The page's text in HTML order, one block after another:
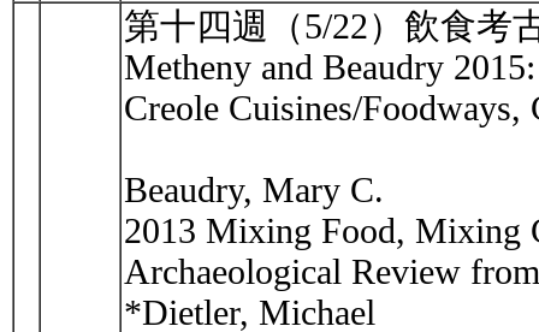
第十四週（5/22）飲食考
Metheny and Beaudry
Creole Cuisines/
Beaudry, Mary C.
2013 Mixing Food, Mixing
Archaeological Review
*Dietler, Michael